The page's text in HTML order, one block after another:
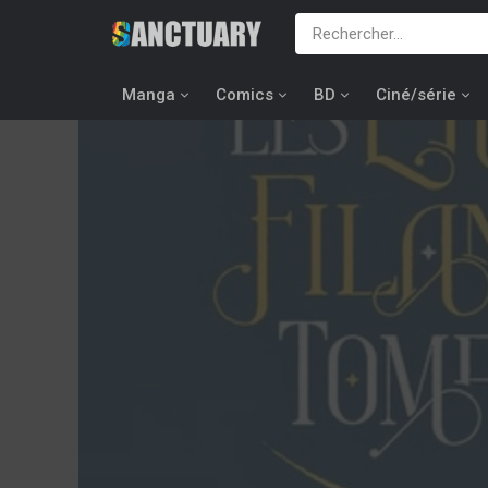
Manga Comics BD Ciné/série